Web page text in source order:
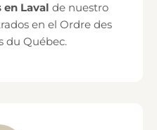
Laval de nuestro
en el Ordre des
du Québec.